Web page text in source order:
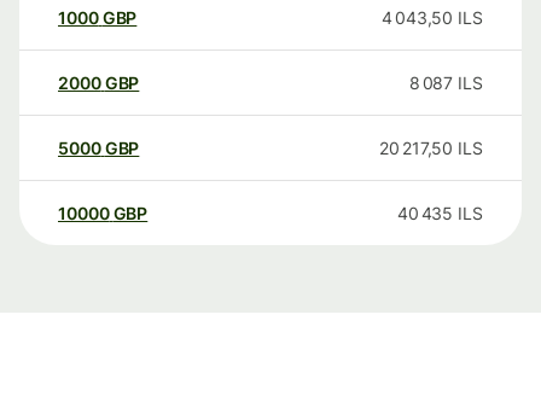
1000GBP 4 043,50 ILS
2000GBP 8 087 ILS
5000GBP 20 217,50 ILS
10000 GBP 40 435 ILS